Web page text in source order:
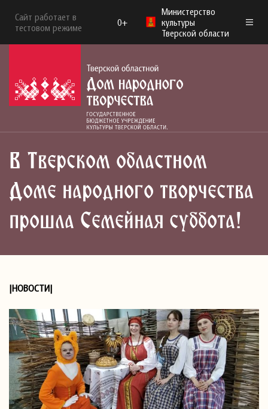
Сайт работает в
тестовом режиме
0+
Министерство
культуры
Тверской области
В Тверском областном
Доме народного творчества
прошла Семейная суббота!
|НОВОСТИ|